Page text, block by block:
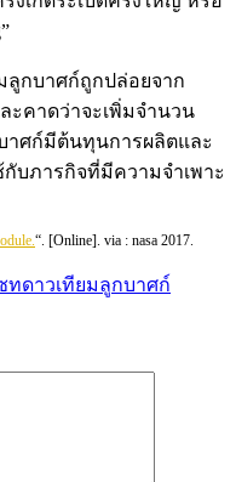
กบาศก์ถูกปล่อยจาก
ะคาดว่าจะเพิ่มจำนวน
าศก์มีต้นทุนการผลิตและ
บภารกิจที่มีความจำเพาะ
“. [Online]. via : nasa 2017.
ทดาวเทียมลูกบาศก์